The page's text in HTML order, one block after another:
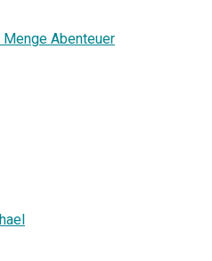
Abenteuer